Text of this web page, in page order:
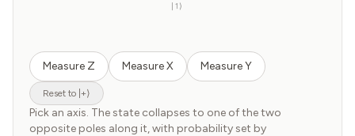
|1⟩
Measure Z Measure X Measure Y
Reset to |+⟩
Pick an axis. The state collapses to one of the two
opposite poles along it, with probability set by